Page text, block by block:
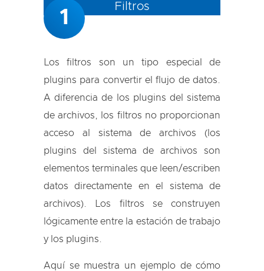
1 Filtros
Los filtros son un tipo especial de
plugins para convertir el flujo de datos.
A diferencia de los plugins del sistema
de archivos, los filtros no proporcionan
acceso al sistema de archivos (los
plugins del sistema de archivos son
elementos terminales que leen/escriben
datos directamente en el sistema de
archivos). Los filtros se construyen
lógicamente entre la estación de trabajo
y los plugins.
Aquí se muestra un ejemplo de cómo